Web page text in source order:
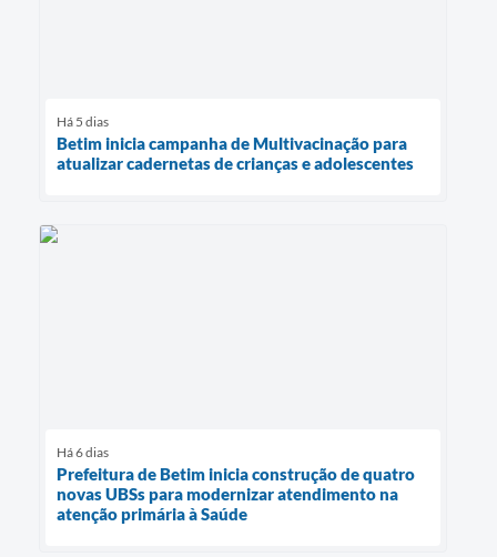
Há 5 dias
Betim inicia campanha de Multivacinação para
atualizar cadernetas de crianças e adolescentes
Há 6 dias
Prefeitura de Betim inicia construção de quatro
novas UBSs para modernizar atendimento na
atenção primária à Saúde